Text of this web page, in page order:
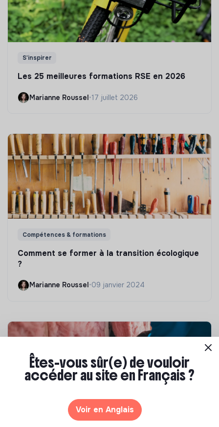
S'inspirer
Les 25 meilleures formations RSE en 2026
Marianne Roussel•17 juillet 2026
Compétences & formations
Comment se former à la transition écologique
?
Marianne Roussel •09 janvier 2024
Compétences & formations
Êtes-vous sûr(e) de vouloir
accéder au site en Français ?
Voir en Anglais